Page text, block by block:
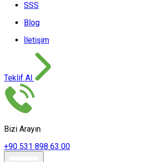
SSS
Blog
İletişim
Teklif Al
Bizi Arayın
+90 531 898 63 00